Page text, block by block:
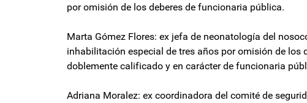
por omisión de los deberes de funcionaria pública.
Marta Gómez Flores: ex jefa de neonatología del
inhabilitación especial de tres años por omisión de
doblemente calificado y en carácter de funcionaria
Adriana Moralez: ex coordinadora del comité de